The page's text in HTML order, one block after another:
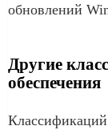
обновлений
Другие
обеспечения